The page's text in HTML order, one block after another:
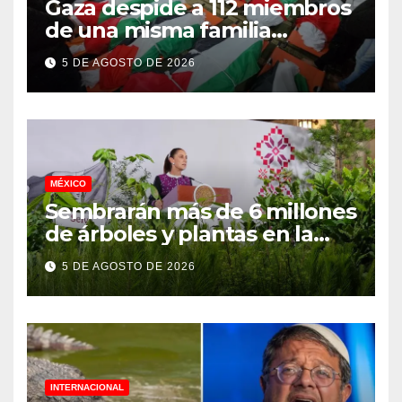
Gaza despide a 112 miembros
de una misma familia
asesinados durante el
genocidio
5 DE AGOSTO DE 2026
MÉXICO
Sembrarán más de 6 millones
de árboles y plantas en la
Jornada Nacional de
Reforestación 2026
5 DE AGOSTO DE 2026
INTERNACIONAL